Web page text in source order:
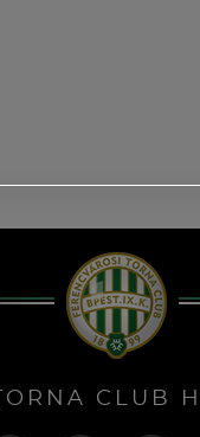
CLUB